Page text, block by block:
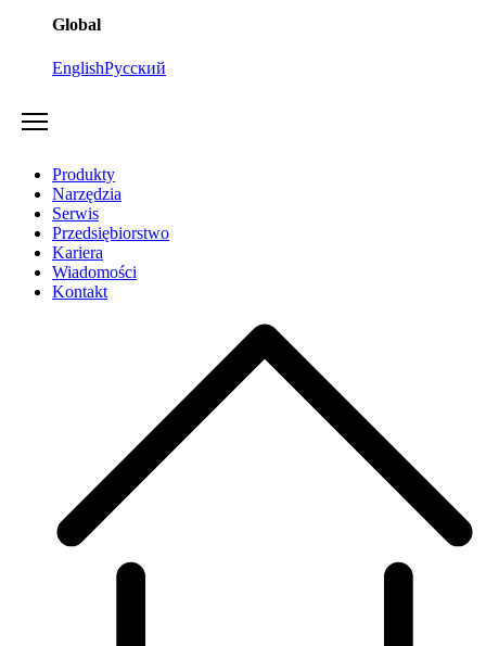
Global
EnglishРусский
Produkty
Narzędzia
Serwis
Przedsiębiorstwo
Kariera
Wiadomości
Kontakt